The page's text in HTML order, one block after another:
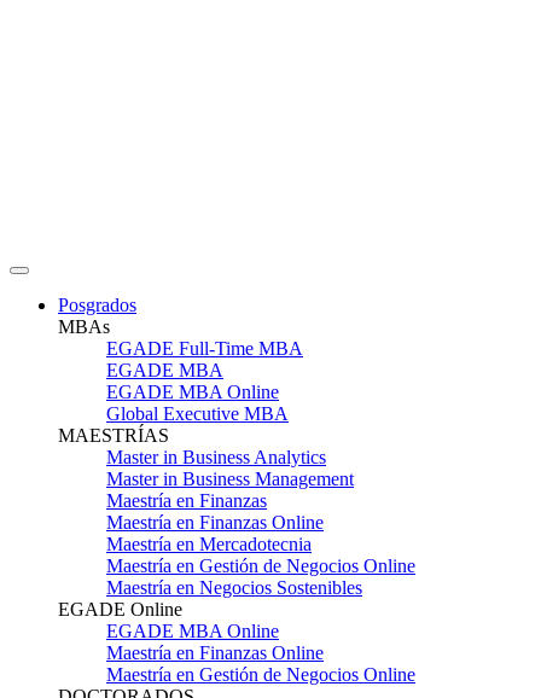
Posgrados
MBAs
EGADE Full-Time MBA
EGADE MBA
EGADE MBA Online
Global Executive MBA
MAESTRÍAS
Master in Business Analytics
Master in Business Management
Maestría en Finanzas
Maestría en Finanzas Online
Maestría en Mercadotecnia
Maestría en Gestión de Negocios Online
Maestría en Negocios Sostenibles
EGADE Online
EGADE MBA Online
Maestría en Finanzas Online
Maestría en Gestión de Negocios Online